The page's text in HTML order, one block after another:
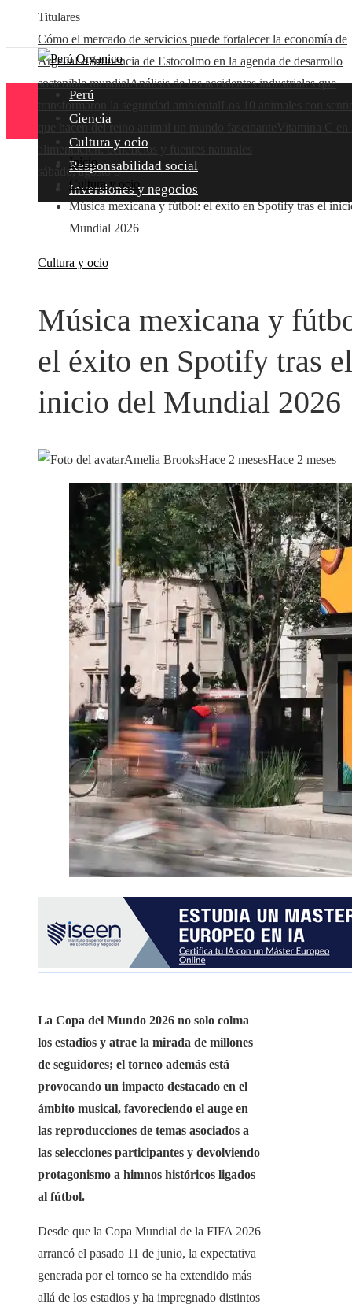
Titulares
Cómo el mercado de servicios puede fortalecer la economía de
ArgeliaLa influencia de Estocolmo en la agenda de desarrollo
sostenible mundialAnálisis de los accidentes industriales que
transformaron la seguridad ambiental
que hacen del reino animal un mundo fascinante
alimentación: beneficios y fuentes naturales
sábado, agosto 8
Perú
Ciencia
Cultura y ocio
Responsabilidad social
Inversiones y negocios
Inicio
Cultura y ocio
Música mexicana y fútbol: el éxito en Spotify tras el
Mundial 2026
Cultura y ocio
Música mexicana y
el éxito en Spotify tras el
inicio del Mundial 2026
Amelia BrooksHace 2 mesesHace 2 meses
La Copa del Mundo 2026 no solo colma
los estadios y atrae la mirada de millones
de seguidores; el torneo además está
provocando un impacto destacado en el
ámbito musical, favoreciendo el auge en
las reproducciones de temas asociados a
las selecciones participantes y devolviendo
protagonismo a himnos históricos ligados
al fútbol.
Desde que la Copa Mundial de la FIFA 2026
arrancó el pasado 11 de junio, la expectativa
generada por el torneo se ha extendido más
allá de los estadios y ha impregnado distintos